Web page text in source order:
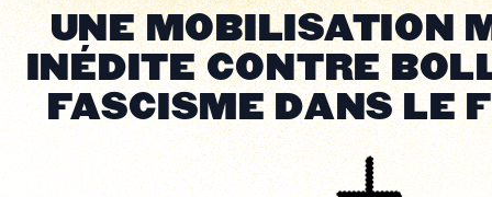
UNE MOBILISATION
INÉDITE CONTRE
FASCISME DANS LE